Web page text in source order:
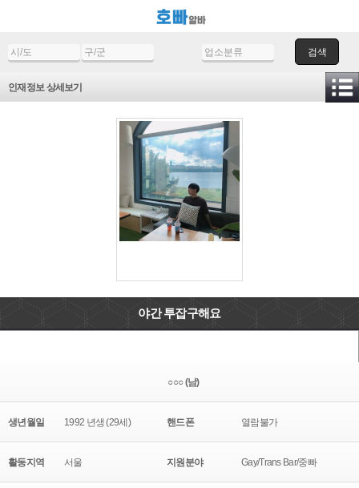
검색
인재정보 상세보기
야간 투잡구해요
○○○ (남)
생년월일 1992 년생 (29세) 핸드폰 열람불가
활동지역 서울 지원분야 Gay/Trans Bar/중빠